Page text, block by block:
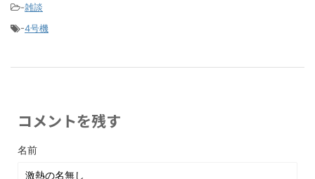
-雑談
-4号機
コメントを残す
名前